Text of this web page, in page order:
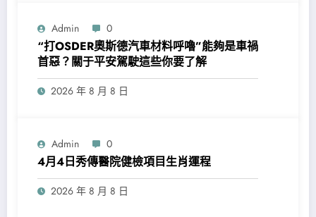
Admin 0
“打OSDER奧斯德汽車材料呼嚕”能夠是車禍
首惡？關于平安駕駛這些你要了解
2026 年 8 月 8 日
Admin 0
4月4日秀傳醫院健檢項目生肖運程
2026 年 8 月 8 日